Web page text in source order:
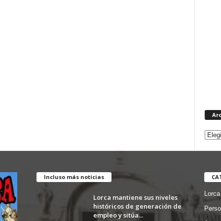
Incluso más noticias
Lorca mantiene sus niveles
históricos de generación de
empleo y sitúa...
Lorca